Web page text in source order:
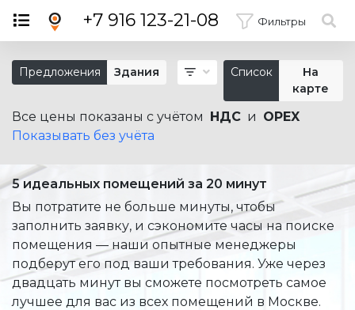
+7 916 123-21-08 Фильтры
×
Предложения Здания Список
На
карте
Все цены показаны с учётом НДС и OPEX
Показывать без учёта
5 идеальных помещений за 20 минут
Вы потратите не больше минуты, чтобы
заполнить заявку, и сэкономите часы на поиске
помещения — наши опытные менеджеры
подберут его под ваши требования. Уже через
двадцать минут вы сможете посмотреть самое
лучшее для вас из всех помещений в Москве.